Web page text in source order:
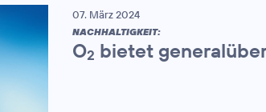
07. März 2024
NACHHALTIGKEIT:
O2 bietet